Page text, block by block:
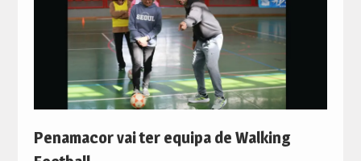
Penamacor vai ter equipa de Walking